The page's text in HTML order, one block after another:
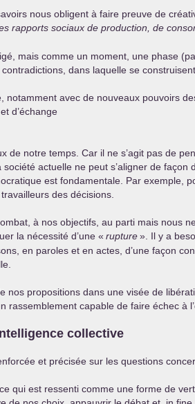
nous obligent à faire preuve de
rapports sociaux de production, de
mais comme un moment, une phase
dans laquelle se
avec de nouveaux pouvoirs
d’échange
de notre temps. Car il ne s’agit pas de
actuelle ne peut s’aligner de
est fondamentale. Par exemple,
des décisions.
à nos objectifs, au parti mais nous
la nécessité d’une « rupture». Il y a
en paroles et en actes, d’une façon
nos propositions dans une visée de
rassemblement capable de faire échec à
collective
et précisée sur les questions
qui est ressenti comme une forme de